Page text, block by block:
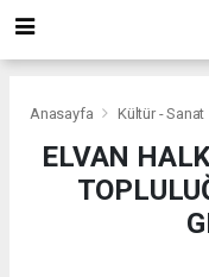
Anasayfa Kültür - Sanat
ELVAN